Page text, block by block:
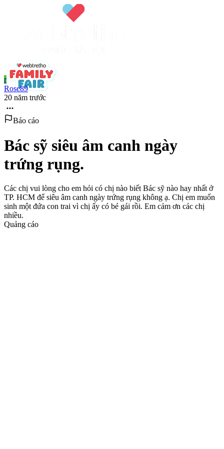
r
Rose89
20 năm trước
Báo cáo
Bác sỹ siêu âm canh ngày
trứng rụng.
Các chị vui lòng cho em hỏi có chị nào biết Bác sỹ nào hay nhất ở
TP. HCM để siêu âm canh ngày trứng rụng không ạ. Chị em muốn
sinh một đứa con trai vì chị ấy có bé gái rồi. Em cảm ơn các chị
nhiều.
Quảng cáo